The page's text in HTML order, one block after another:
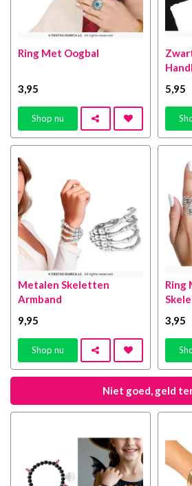
Ring Met Oogbal
3 ,95
Shop nu
5 ,95
Metalen Skeletten
Armband
9 ,95
Shop nu
Ring
3 ,95
Niet goed, geld